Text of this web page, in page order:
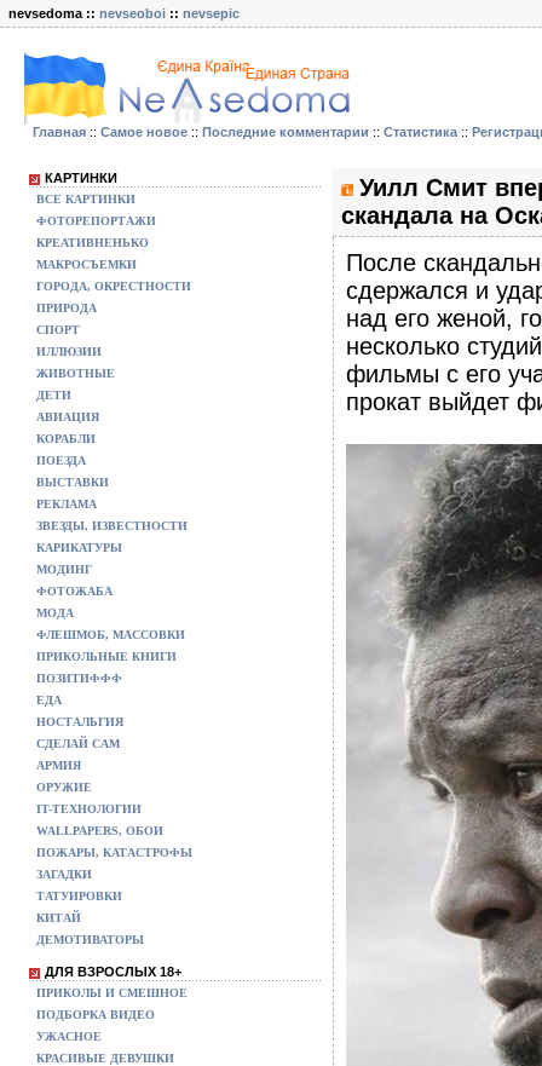
nevsedoma :: nevseoboi :: nevsepic
Главная :: Самое новое :: Последние комментарии :: Статистика ::
КАРТИНКИ
ВСЕ КАРТИНКИ
ФОТОРЕПОРТАЖИ
КРЕАТИВНЕНЬКО
МАКРОСЪЕМКИ
ГОРОДА, ОКРЕСТНОСТИ
ПРИРОДА
СПОРТ
ИЛЛЮЗИИ
ЖИВОТНЫЕ
ДЕТИ
АВИАЦИЯ
КОРАБЛИ
ПОЕЗДА
ВЫСТАВКИ
РЕКЛАМА
ЗВЕЗДЫ, ИЗВЕСТНОСТИ
КАРИКАТУРЫ
МОДИНГ
ФОТОЖАБА
МОДА
ФЛЕШМОБ, МАССОВКИ
ПРИКОЛЬНЫЕ КНИГИ
ПОЗИТИФФФ
ЕДА
НОСТАЛЬГИЯ
СДЕЛАЙ САМ
АРМИЯ
ОРУЖИЕ
IT-ТЕХНОЛОГИИ
WALLPAPERS, ОБОИ
ПОЖАРЫ, КАТАСТРОФЫ
ЗАГАДКИ
ТАТУИРОВКИ
КИТАЙ
ДЕМОТИВАТОРЫ
ДЛЯ ВЗРОСЛЫХ 18+
ПРИКОЛЫ И СМЕШНОЕ
ПОДБОРКА ВИДЕО
УЖАСНОЕ
КРАСИВЫЕ ДЕВУШКИ
Уилл Смит
скандала на
После
сдержался и
над его женой,
несколько
фильмы с его
прокат выйдет